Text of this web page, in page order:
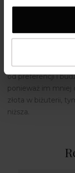
trwałość, jak i
wyższych próbach
ich wyższa
Jednak
od preferencji i
ponieważ im mniej
złota w biżuterii,
niższa.